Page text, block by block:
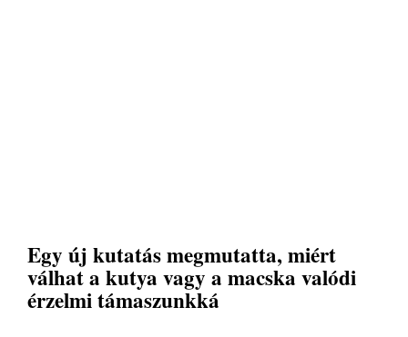
Egy új kutatás megmutatta, miért
válhat a kutya vagy a macska valódi
érzelmi támaszunkká